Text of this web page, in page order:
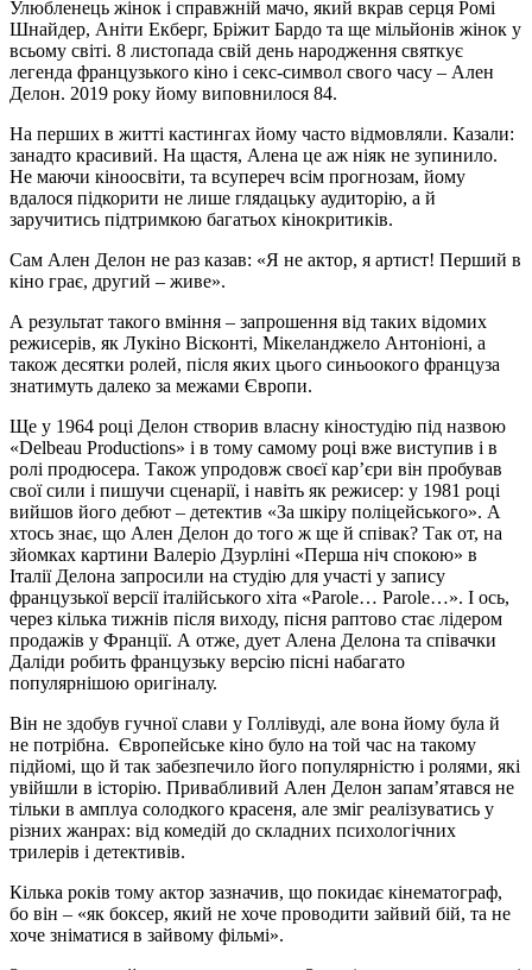
Улюбленець жінок і справжній мачо, який вкрав серця Ромі
Шнайдер, Аніти Екберг, Бріжит Бардо та ще мільйонів жінок у
всьому світі. 8 листопада свій день народження святкує
легенда французького кіно і секс-символ свого часу – Ален
Делон. 2019 року йому виповнилося 84.
На перших в житті кастингах йому часто відмовляли. Казали:
занадто красивий. На щастя, Алена це аж ніяк не зупинило.
Не маючи кіноосвіти, та всупереч всім прогнозам, йому
вдалося підкорити не лише глядацьку аудиторію, а й
заручитись підтримкою багатьох кінокритиків.
Сам Ален Делон не раз казав: «Я не актор, я артист! Перший в
кіно грає, другий – живе».
А результат такого вміння – запрошення від таких відомих
режисерів, як Лукіно Вісконті, Мікеланджело Антоніоні, а
також десятки ролей, після яких цього синьоокого француза
знатимуть далеко за межами Європи.
Ще у 1964 році Делон створив власну кіностудію під назвою
«Delbeau Productions» і в тому самому році вже виступив і в
ролі продюсера. Також упродовж своєї кар’єри він пробував
свої сили і пишучи сценарії, і навіть як режисер: у 1981 році
вийшов його дебют – детектив «За шкіру поліцейського». А
хтось знає, що Ален Делон до того ж ще й співак? Так от, на
зйомках картини Валеріо Дзурліні «Перша ніч спокою» в
Італії Делона запросили на студію для участі у запису
французької версії італійського хіта «Parole… Parole…». І ось,
через кілька тижнів після виходу, пісня раптово стає лідером
продажів у Франції. А отже, дует Алена Делона та співачки
Даліди робить французьку версію пісні набагато
популярнішою оригіналу.
Він не здобув гучної ​​слави у Голлівуді, але вона йому була й
не потрібна. Європейське кіно було на той час на такому
підйомі, що й так забезпечило його популярністю і ролями, які
увійшли в історію. Привабливий Ален Делон запам’ятався не
тільки в амплуа солодкого красеня, але зміг реалізуватись у
різних жанрах: від комедій до складних психологічних
трилерів і детективів.
Кілька років тому актор зазначив, що покидає кінематограф,
бо він – «як боксер, який не хоче проводити зайвий бій, та не
хоче зніматися в зайвому фільмі».